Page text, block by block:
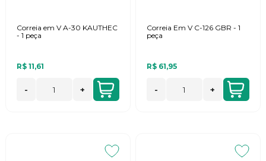
Correia em V A-30 KAUTHEC
- 1 peça
R$ 11,61
- +
Correia Em V C-126 GBR - 1
peça
R$ 61,95
- +